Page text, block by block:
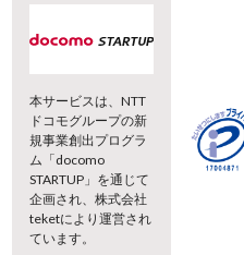
本サービスは、NTT
ドコモグループの新
規事業創出プログラ
ム「docomo
STARTUP」を通じて
企画され、株式会社
teketにより運営され
ています。